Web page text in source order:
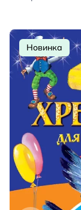
Новинка